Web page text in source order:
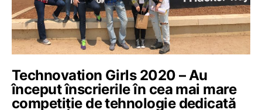
Technovation Girls 2020 – Au
început înscrierile în cea mai mare
competiție de tehnologie dedicată